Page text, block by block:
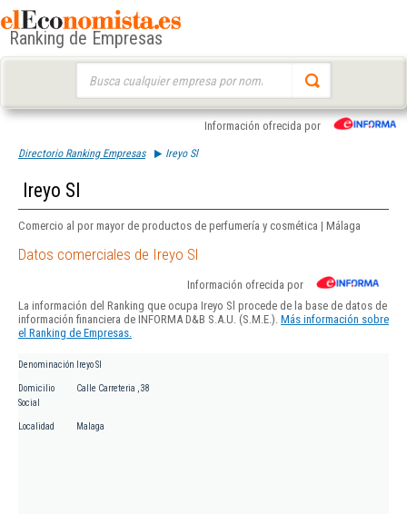
Ranking de Empresas
Información ofrecida por
Directorio Ranking Empresas Ireyo Sl
Ireyo Sl
Comercio al por mayor de productos de perfumería y cosmética | Málaga
Datos comerciales de Ireyo Sl
Información ofrecida por
La información del Ranking que ocupa Ireyo Sl procede de la base de datos de
información financiera de INFORMA D&B S.A.U. (S.M.E.). Más información sobre
el Ranking de Empresas.
Denominación Ireyo Sl
Domicilio
Social
Calle Carreteria , 38
Localidad Malaga